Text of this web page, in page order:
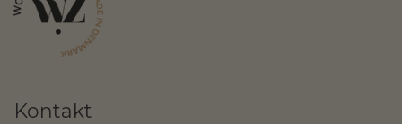
Kontakt